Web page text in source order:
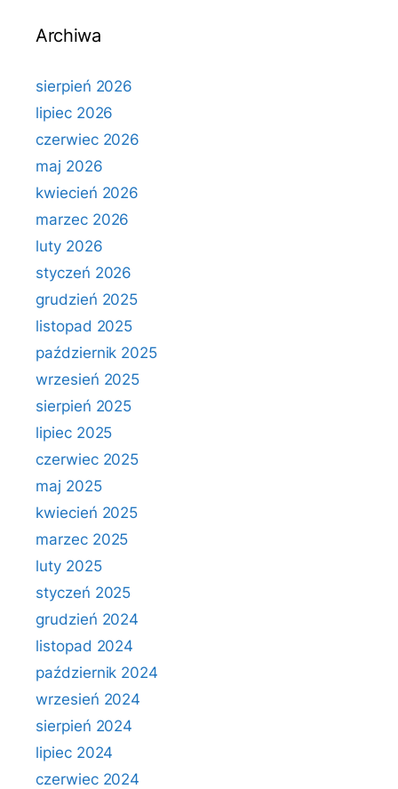
Archiwa
sierpień 2026
lipiec 2026
czerwiec 2026
maj 2026
kwiecień 2026
marzec 2026
luty 2026
styczeń 2026
grudzień 2025
listopad 2025
październik 2025
wrzesień 2025
sierpień 2025
lipiec 2025
czerwiec 2025
maj 2025
kwiecień 2025
marzec 2025
luty 2025
styczeń 2025
grudzień 2024
listopad 2024
październik 2024
wrzesień 2024
sierpień 2024
lipiec 2024
czerwiec 2024